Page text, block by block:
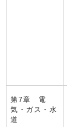
第7章 電
気・ガス・水
道